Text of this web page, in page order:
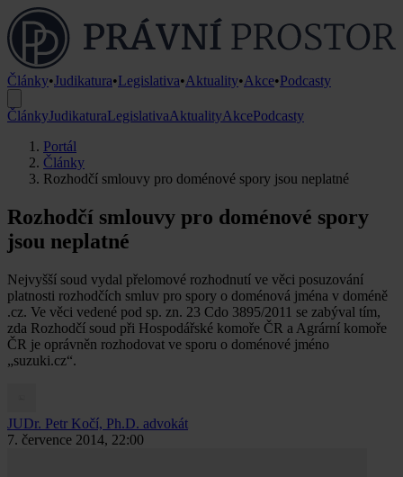
Články•Judikatura•Legislativa•Aktuality•Akce•Podcasty
ČlánkyJudikaturaLegislativaAktualityAkcePodcasty
Portál
Články
Rozhodčí smlouvy pro doménové spory jsou neplatné
Rozhodčí smlouvy pro doménové spory
jsou neplatné
Nejvyšší soud vydal přelomové rozhodnutí ve věci posuzování
platnosti rozhodčích smluv pro spory o doménová jména v doméně
.cz. Ve věci vedené pod sp. zn. 23 Cdo 3895/2011 se zabýval tím,
zda Rozhodčí soud při Hospodářské komoře ČR a Agrární komoře
ČR je oprávněn rozhodovat ve sporu o doménové jméno
„suzuki.cz“.
JUDr. Petr Kočí, Ph.D. advokát
7. července 2014, 22:00